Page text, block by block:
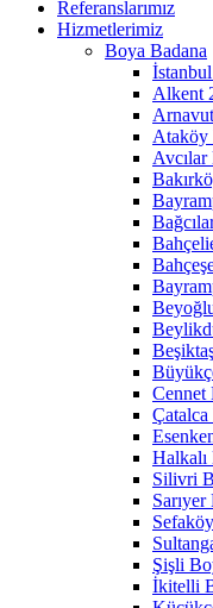
Referanslarımız
Hizmetlerimiz
Boya Badana
Alkent
Ataköy
Cennet
Halkalı
Silivri
Şişli
İkitelli